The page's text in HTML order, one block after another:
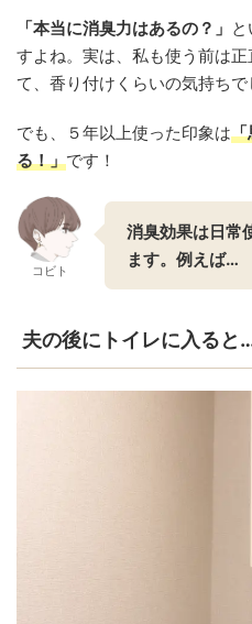
「本当に消臭力はあるの？」
すよね。実は、私も使う前は
て、香り付けくらいの気持ちで
でも、５年以上使った印象は「
る！」です！
コビト
消臭効果は日常
ます。例えば…
夫の後にトイレに入ると